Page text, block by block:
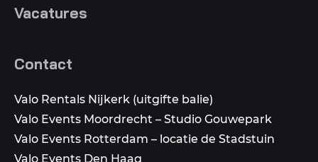
Vacatures
Contact
Valo Rentals Nijkerk (uitgifte balie)
Valo Events Moordrecht – Studio Gouwepark
Valo Events Rotterdam – locatie de Stadstuin
Valo Events Den Haag